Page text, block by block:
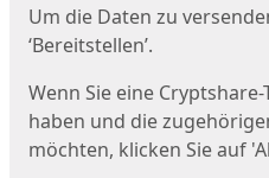
Um die Daten zu
‘Bereitstellen’.
Wenn Sie eine
haben und die
möchten, klicken Sie auf